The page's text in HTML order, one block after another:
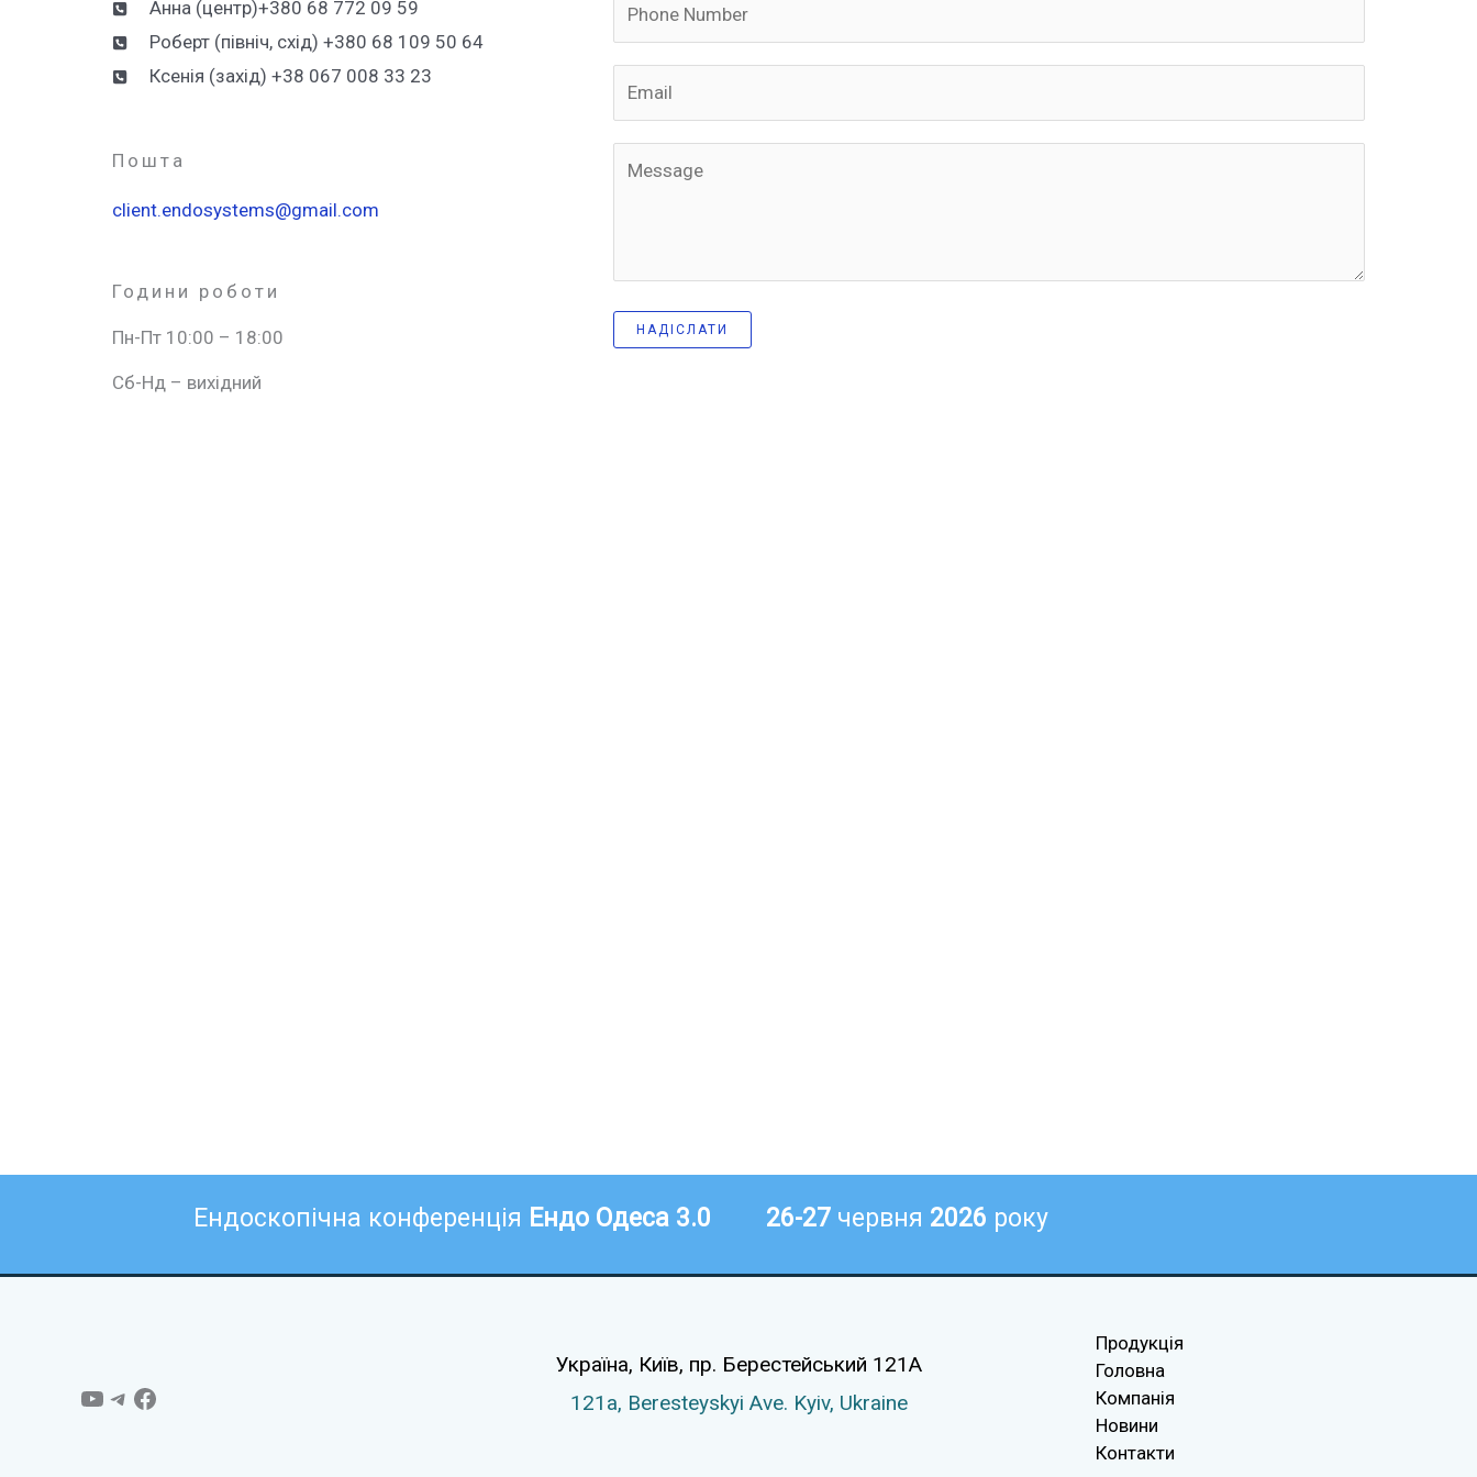
Анна (центр)+380 68 772 09 59
Роберт (північ, схід) +380 68 109 50 64
Ксенія (захід) +38 067 008 33 23
Пошта
client.endosystems@gmail.com
Години роботи​
Пн-Пт 10:00 – 18:00
Сб-Нд – вихідний
НАДІСЛАТИ
Ендоскопічна конференція Ендо Одеса 3.0 26-27 червня 2026 року
Україна, Київ, пр. Берестейський 121А
121а, Beresteyskyi Ave. Kyiv, Ukraine
Продукція
Головна
Компанія
Новини
Контакти